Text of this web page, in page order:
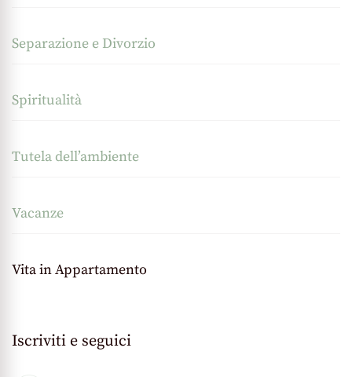
Separazione e Divorzio
Spiritualità
Tutela dell’ambiente
Vacanze
Vita in Appartamento
Iscriviti e seguici